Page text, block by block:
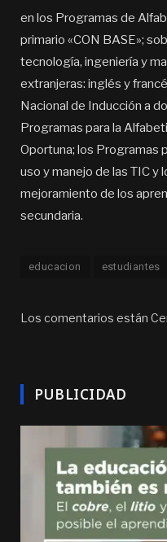
en los Programas de
primario «CON BASE»;
tecnología, ingeniería y
extranjeras: inglés y
Nacional de Inducción a
Programas para la
Oportuna; los Programas
uso y manejo de las TIC y
mejoramiento de los
secundaria.
educacion estudiantes
Los comentarios están
PUBLICIDAD